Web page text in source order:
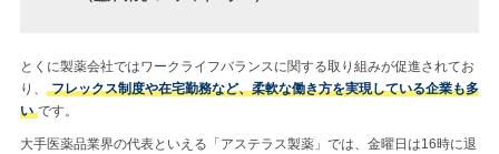
とくに製薬会社ではワークライフバランスに関する取り組みが促進されてお
り、
フレックス制度や在宅勤務など、柔軟な働き方を実現している企業も多
い です。
大手医薬品業界の代表といえる「アステラス製薬」では、金曜日は16時に退